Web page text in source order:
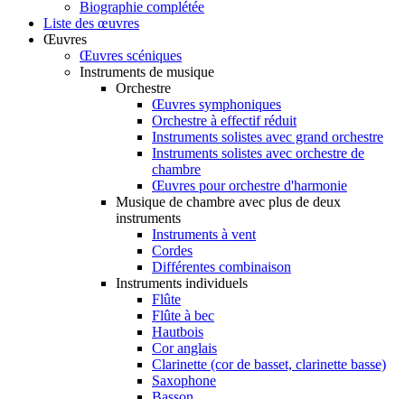
Biographie complétée
Liste des œuvres
Œuvres
Œuvres scéniques
Instruments de musique
Orchestre
Œuvres symphoniques
Orchestre à effectif réduit
Instruments solistes avec grand orchestre
Instruments solistes avec orchestre de
chambre
Œuvres pour orchestre d'harmonie
Musique de chambre avec plus de deux
instruments
Instruments à vent
Cordes
Différentes combinaison
Instruments individuels
Flûte
Flûte à bec
Hautbois
Cor anglais
Clarinette (cor de basset, clarinette basse)
Saxophone